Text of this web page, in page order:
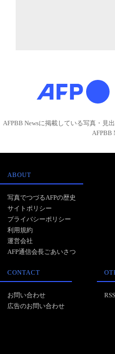
AFPBB Newsに掲載している写真・見
AFPBB
ABOUT
写真でつづるAFPの歴史
サイトポリシー
プライバシーポリシー
利用規約
運営会社
AFP通信会長ごあいさつ
CONTACT
お問い合わせ
広告のお問い合わせ
RSS